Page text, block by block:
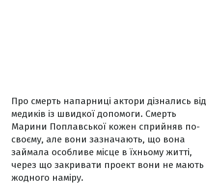
Про смерть напарниці актори дізнались від
медиків із швидкої допомоги. Смерть
Марини Поплавської кожен сприйняв по-
своєму, але вони зазначають, що вона
займала особливе місце в їхньому житті,
через що закривати проект вони не мають
жодного наміру.